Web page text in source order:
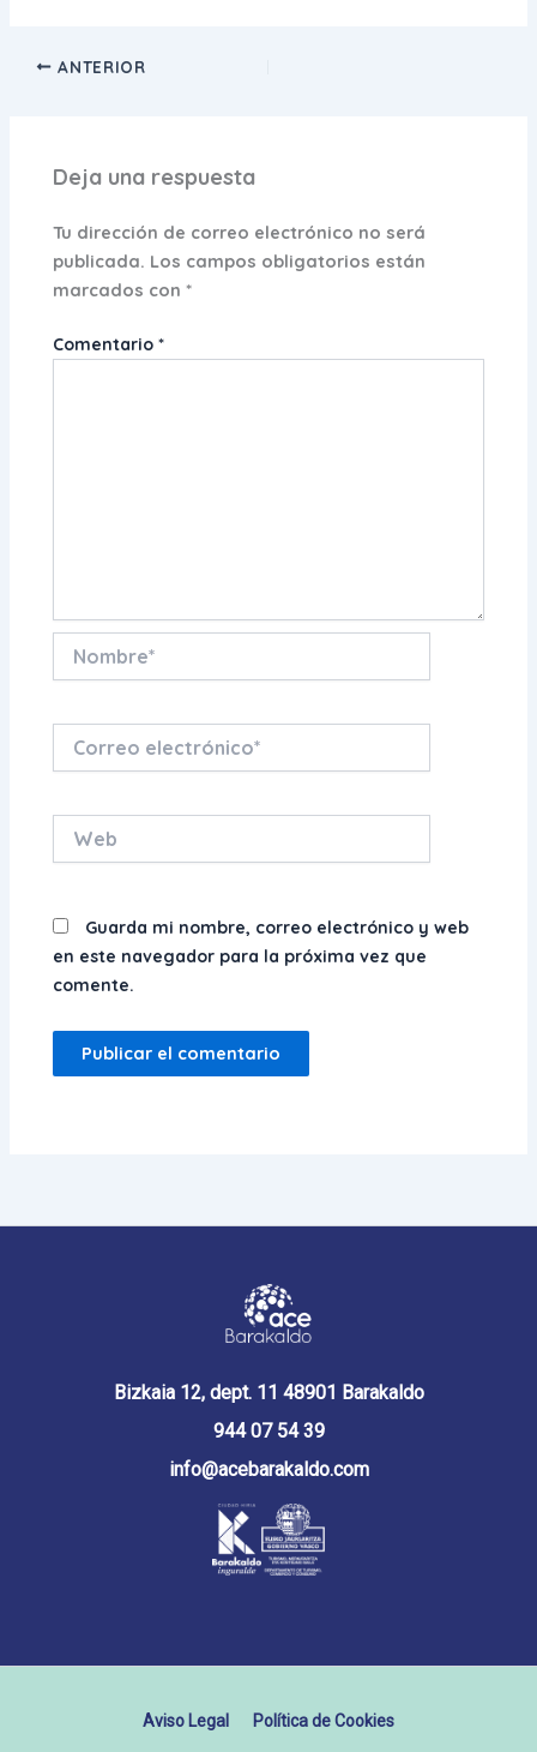
ANTERIOR
Deja una respuesta
Tu dirección de correo electrónico no será
publicada. Los campos obligatorios están
marcados con*
Comentario*
electrónico*
Guarda mi nombre, correo electrónico y web
en este navegador para la próxima vez que
comente.
Bizkaia 12, dept. 11 48901 Barakaldo
944 07 54 39
info@acebarakaldo.com
Aviso Legal Política de Cookies